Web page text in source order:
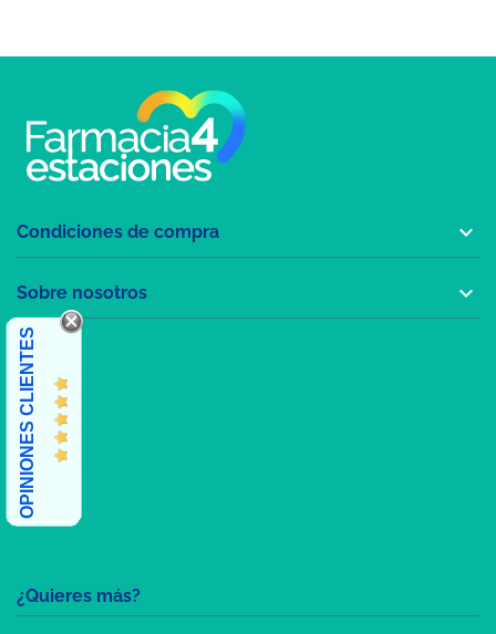
¿Quieres más?
Condiciones de compra 
Sobre nosotros 
OPINIONES CLIENTES